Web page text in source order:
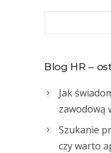
Blog HR –
Jak
zawodową
Szukanie
czy warto